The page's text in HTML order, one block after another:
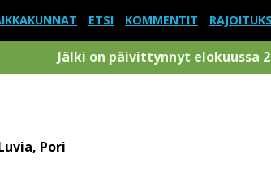
ETSI KOMMENTIT
Jälki on päivittynnyt elokuussa
Pori